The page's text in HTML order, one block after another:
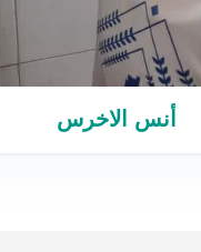
أنس الاخرس